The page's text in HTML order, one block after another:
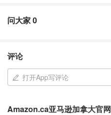
问大家0
评论
打开App写评论
Amazon.ca亚马逊加拿大官网